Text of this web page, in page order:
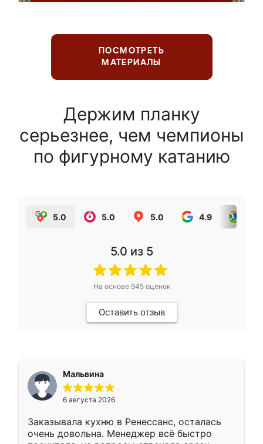
ПОСМОТРЕТЬ
МАТЕРИАЛЫ
Держим планку
серьезнее, чем чемпионы
по фигурному катанию
5.0 5.0 5.0 4.9
5.0 из 5
На основе 945оценок
Оставить отзыв
Мальвина
6 августа 2026
Заказывала кухню в Ренессанс, осталась
очень довольна. Менеджер всё быстро